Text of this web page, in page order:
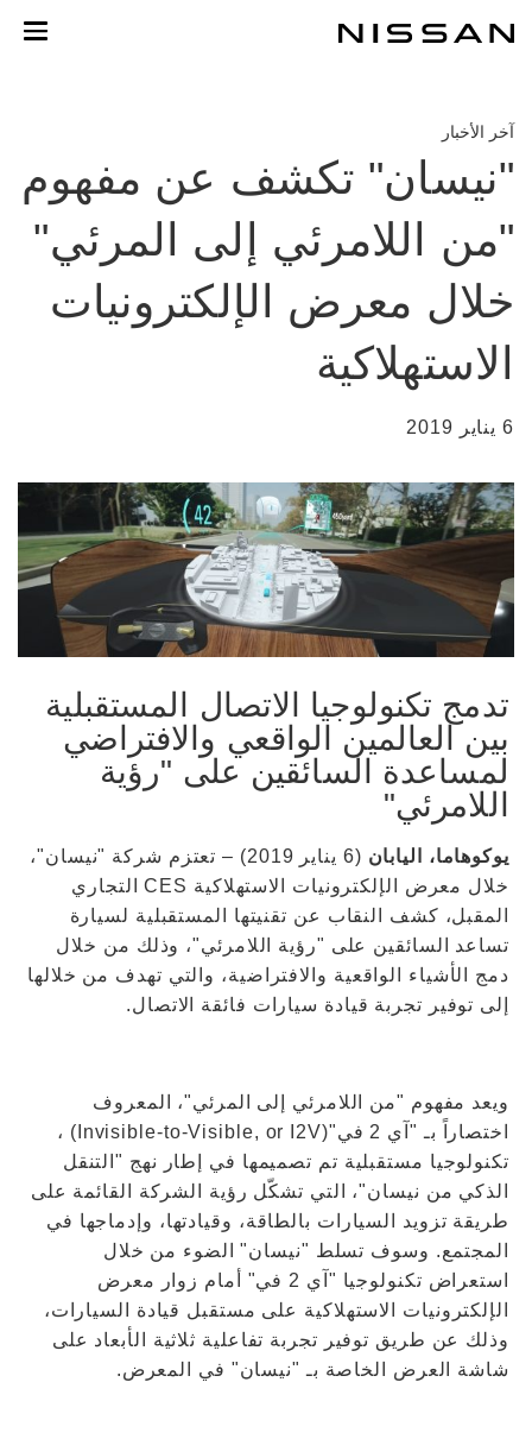
المحتوى
آخر الأخبار
"نيسان" تكشف عن مفهوم
"من اللامرئي إلى المرئي"
خلال معرض الإلكترونيات
الاستهلاكية
6 يناير 2019
تدمج تكنولوجيا الاتصال المستقبلية
بين العالمين الواقعي والافتراضي
لمساعدة السائقين على "رؤية
اللامرئي"
يوكوهاما، اليابان
(6 يناير 2019) – تعتزم شركة "نيسان"،
خلال معرض الإلكترونيات الاستهلاكية CES التجاري
المقبل، كشف النقاب عن تقنيتها المستقبلية لسيارة
تساعد السائقين على "رؤية اللامرئي"، وذلك من خلال
دمج الأشياء الواقعية والافتراضية، والتي تهدف من خلالها
إلى توفير تجربة قيادة سيارات فائقة الاتصال.
ويعد مفهوم "من اللامرئي إلى المرئي"، المعروف
اختصاراً بـ "آي 2 في"(Invisible-to-Visible, or I2V) ،
تكنولوجيا مستقبلية تم تصميمها في إطار نهج "التنقل
الذكي من نيسان"، التي تشكّل رؤية الشركة القائمة على
طريقة تزويد السيارات بالطاقة، وقيادتها، وإدماجها في
المجتمع. وسوف تسلط "نيسان" الضوء من خلال
استعراض تكنولوجيا "آي 2 في" أمام زوار معرض
الإلكترونيات الاستهلاكية على مستقبل قيادة السيارات،
وذلك عن طريق توفير تجربة تفاعلية ثلاثية الأبعاد على
شاشة العرض الخاصة بـ "نيسان" في المعرض.